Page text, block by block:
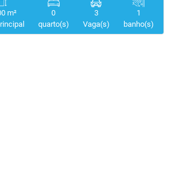
m²
0
quarto(s)
3
Vaga(s)
1
banho(s)